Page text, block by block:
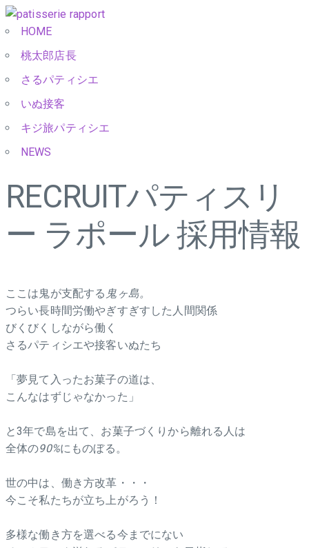
HOME
桃太郎店長
さるパティシエ
いぬ接客
キジ旅パティシエ
NEWS
RECRUITパティスリ
ー ラポール 採用情報
ここは鬼が支配する 鬼ヶ島。
つらい長時間労働やぎすぎすした人間関係
びくびくしながら働く
さるパティシエや接客いぬたち
「夢見て入ったお菓子の道は、
こんなはずじゃなかった」
と3年で島を出て、お菓子づくりから離れる人は
全体の90%にものぼる。
世の中は、働き方改革・・・
今こそ私たちが立ち上がろう！
多様な働き方を選べる今までにない